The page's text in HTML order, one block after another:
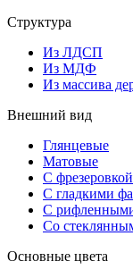
Структура
Из ЛДСП
Из МДФ
Из массива
Внешний вид
Глянцевые
Матовые
С фрезеровкой
С гладкими
С
Со
Основные цвета